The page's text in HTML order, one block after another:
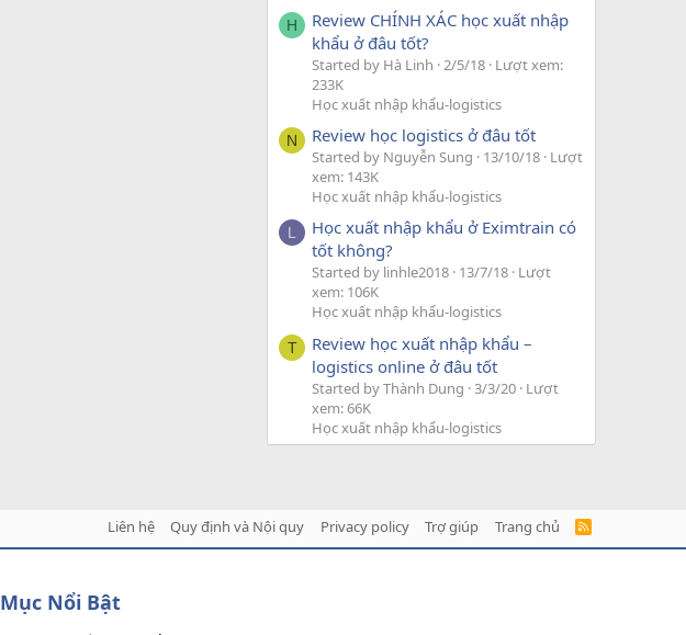
H
Review CHÍNH XÁC học xuất nhập
khẩu ở đâu tốt?
Started by Hà Linh 2/5/18 Lượt xem:
233K
Học xuất nhập khẩu-logistics
N Review học logistics ở đâu tốt
Started by Nguyễn Sung 13/10/18 Lượt
xem: 143K
Học xuất nhập khẩu-logistics
L
Học xuất nhập khẩu ở Eximtrain có
tốt không?
Started by linhle2018 13/7/18 Lượt
xem: 106K
Học xuất nhập khẩu-logistics
T
Review học xuất nhập khẩu –
logistics online ở đâu tốt
Started by Thành Dung 3/3/20 Lượt
xem: 66K
Học xuất nhập khẩu-logistics
Liên hệ Quy định và Nội quy Privacy policy Trợ giúp Trang chủ
R
Mục Nổi Bật